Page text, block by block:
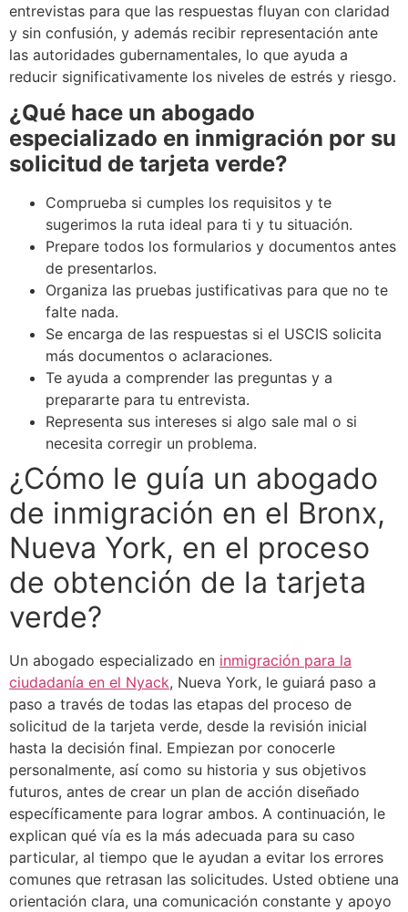
entrevistas para que las respuestas fluyan con claridad
y sin confusión, y además recibir representación ante
las autoridades gubernamentales, lo que ayuda a
reducir significativamente los niveles de estrés y riesgo.
¿Qué hace un abogado
especializado en inmigración por su
solicitud de tarjeta verde?
Comprueba si cumples los requisitos y te
sugerimos la ruta ideal para ti y tu situación.
Prepare todos los formularios y documentos antes
de presentarlos.
Organiza las pruebas justificativas para que no te
falte nada.
Se encarga de las respuestas si el USCIS solicita
más documentos o aclaraciones.
Te ayuda a comprender las preguntas y a
prepararte para tu entrevista.
Representa sus intereses si algo sale mal o si
necesita corregir un problema.
¿Cómo le guía un abogado
de inmigración en el Bronx,
Nueva York, en el proceso
de obtención de la tarjeta
verde?
Un abogado especializado en inmigración para la
ciudadanía en el Nyack, Nueva York, le guiará paso a
paso a través de todas las etapas del proceso de
solicitud de la tarjeta verde, desde la revisión inicial
hasta la decisión final. Empiezan por conocerle
personalmente, así como su historia y sus objetivos
futuros, antes de crear un plan de acción diseñado
específicamente para lograr ambos. A continuación, le
explican qué vía es la más adecuada para su caso
particular, al tiempo que le ayudan a evitar los errores
comunes que retrasan las solicitudes. Usted obtiene una
orientación clara, una comunicación constante y apoyo